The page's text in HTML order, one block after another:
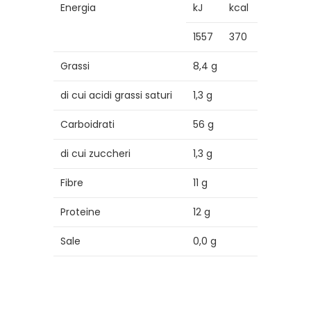
Energia kJ kcal
1557 370
Grassi 8,4 g
di cui acidi grassi saturi 1,3 g
Carboidrati 56 g
di cui zuccheri 1,3 g
Fibre 11 g
Proteine 12 g
Sale 0,0 g